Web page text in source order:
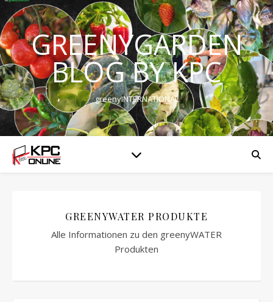
GREENYGARDEN
BLOG BY KPC
greenyINTERNATIONAL
GREENYWATER PRODUKTE
Alle Informationen zu den greenyWATER
Produkten